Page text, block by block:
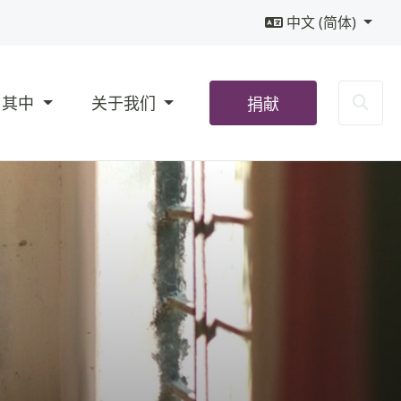
中文 (简体)
中 关于我们 捐献